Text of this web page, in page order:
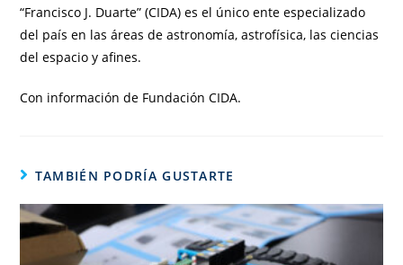
“Francisco J. Duarte” (CIDA) es el único ente especializado
del país en las áreas de astronomía, astrofísica, las ciencias
del espacio y afines.
Con información de Fundación CIDA.
TAMBIÉN PODRÍA GUSTARTE